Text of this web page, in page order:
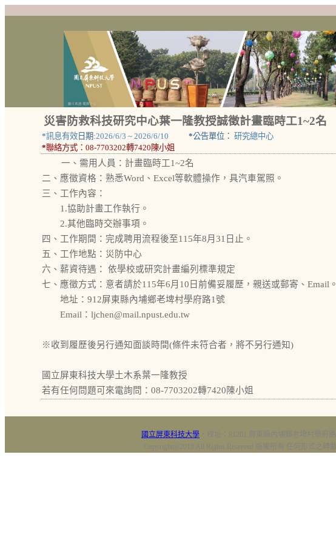
災害防救科技研究中心葉一隆教授誠徵計畫臨時工1~2名
*訊息有效日期:2026/6/3 ~ 2026/6/10 *公告單位： 研究總中心
*聯絡方式： 08-7703202轉7420陳小姐
一、需用人員：計畫臨時工1~2名
二、應徵資格：熟悉Word、Excel等軟體操作，具汽車駕照。
三、工作內容：
1.協助計畫工作執行。
2.其他臨時交辦事項。
四、工作期間：完成聘用流程後至115年8月31日止。
五、工作地點：災防中心
六、薪資待遇： 依學校或研究計畫編列標準規定
七、應徵方式：意者請於115年6月10日前備妥履歷，親送或郵寄、Email。
地址：912屏東縣內埔鄉老埤村學府路1號
Email：ljchen@mail.npust.edu.tw
※收到履歷後另行通知面談時間(條件未符合者，將不另行通知)
國立屏東科技大學土木系葉一隆教授
若有任何問題可來電詢問：08-7703202轉7420陳小姐
國立屏東科技大學